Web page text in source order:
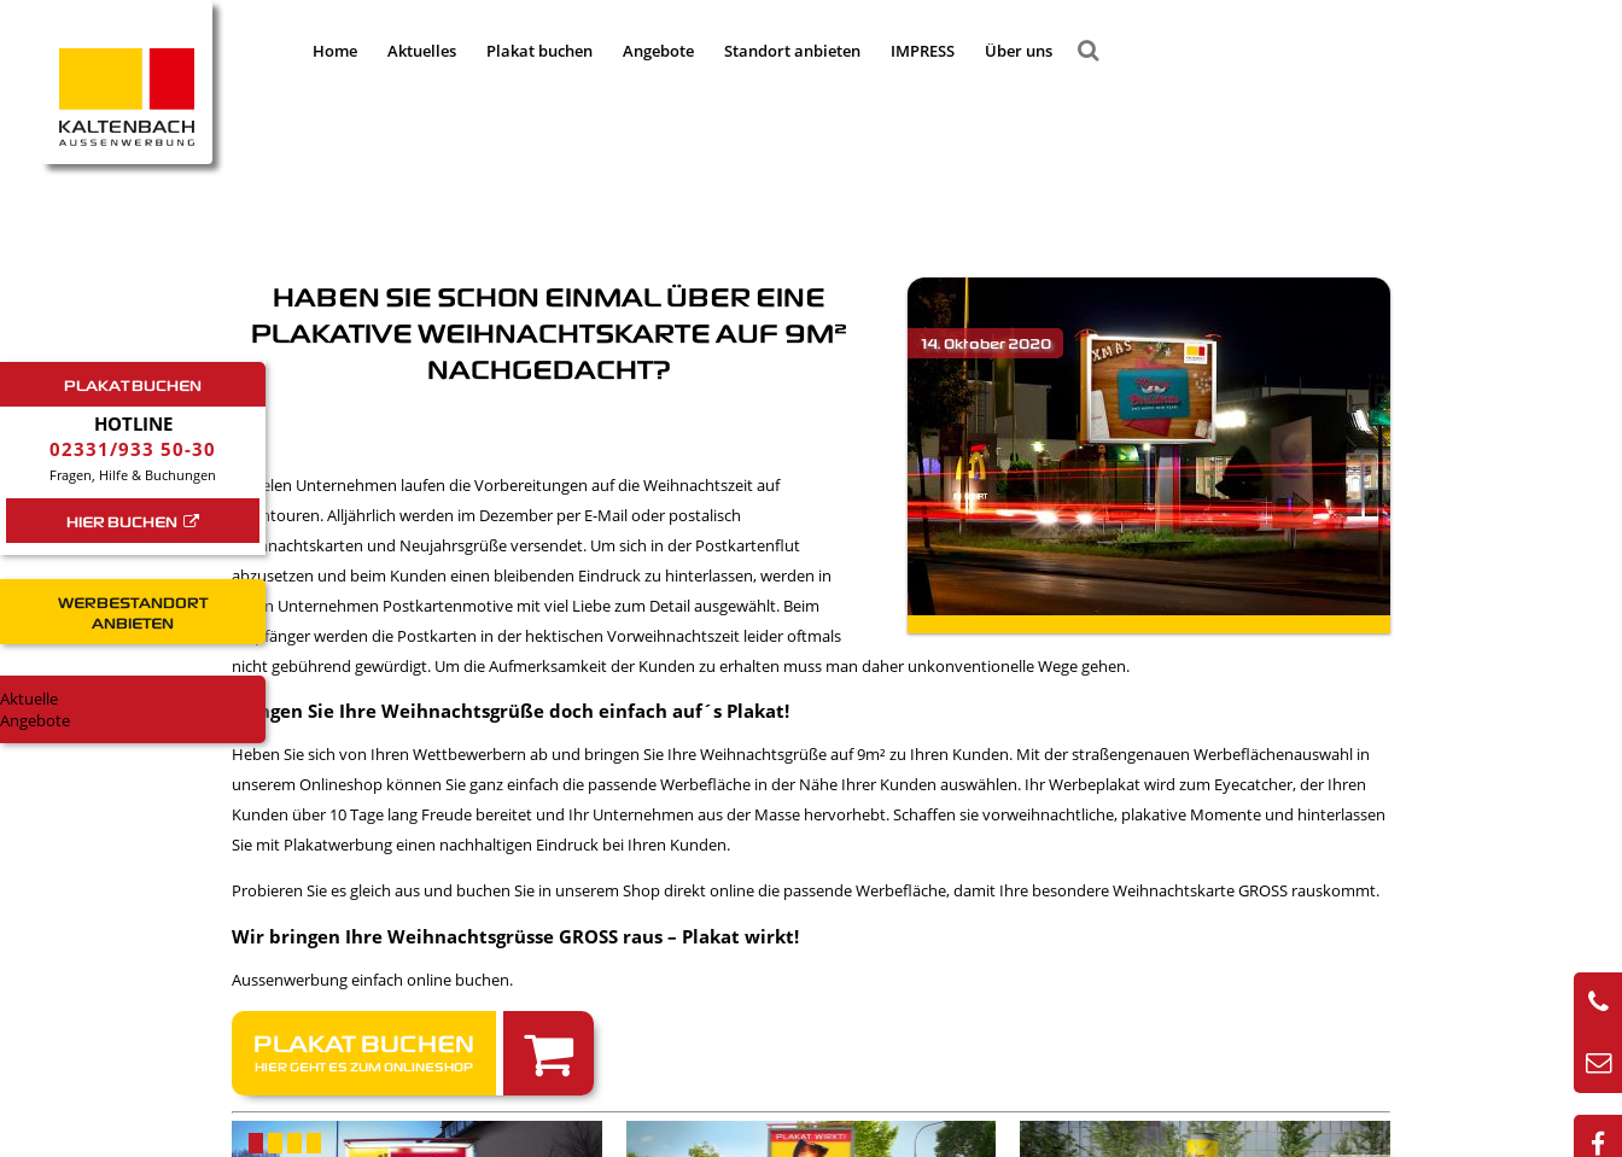
Home Aktuelles Plakat buchen Angebote Standort anbieten IMPRESS Über uns
HABEN SIE SCHON EINMAL ÜBER EINE
PLAKATIVE WEIHNACHTSKARTE AUF 9M²
NACHGEDACHT?
In vielen Unternehmen laufen die Vorbereitungen auf die Weihnachtszeit auf
Hochtouren. Alljährlich werden im Dezember per E-Mail oder postalisch
Weihnachtskarten und Neujahrsgrüße versendet. Um sich in der Postkartenflut
abzusetzen und beim Kunden einen bleibenden Eindruck zu hinterlassen, werden in
vielen Unternehmen Postkartenmotive mit viel Liebe zum Detail ausgewählt. Beim
Empfänger werden die Postkarten in der hektischen Vorweihnachtszeit leider oftmals
nicht gebührend gewürdigt. Um die Aufmerksamkeit der Kunden zu erhalten muss man daher unkonventionelle Wege gehen.
Bringen Sie Ihre Weihnachtsgrüße doch einfach auf´s Plakat!
Heben Sie sich von Ihren Wettbewerbern ab und bringen Sie Ihre Weihnachtsgrüße auf 9m² zu Ihren Kunden. Mit der straßengenauen Werbeflächenauswahl in
unserem Onlineshop können Sie ganz einfach die passende Werbefläche in der Nähe Ihrer Kunden auswählen. Ihr Werbeplakat wird zum Eyecatcher, der Ihren
Kunden über 10 Tage lang Freude bereitet und Ihr Unternehmen aus der Masse hervorhebt. Schaffen sie vorweihnachtliche, plakative Momente und hinterlassen
Sie mit Plakatwerbung einen nachhaltigen Eindruck bei Ihren Kunden.
Probieren Sie es gleich aus und buchen Sie in unserem Shop direkt online die passende Werbefläche, damit Ihre besondere Weihnachtskarte GROSS rauskommt.
Wir bringen Ihre Weihnachtsgrüsse GROSS raus – Plakat wirkt!
Aussenwerbung einfach online buchen.
PLAKAT BUCHEN
HIER GEHT ES ZUM ONLINESHOP
PLAKAT BUCHEN
HOTLINE
02331/933 50-30
Fragen, Hilfe & Buchungen
HIER BUCHEN
WERBESTANDORT
ANBIETEN
Aktuelle
Angebote